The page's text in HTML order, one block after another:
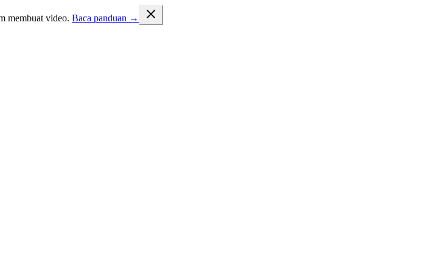
membuat video. Baca panduan →